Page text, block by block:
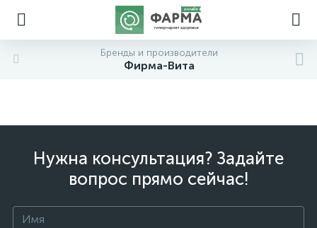
Бренды и производители
Фирма-Вита
Нужна консультация? Задайте
вопрос прямо сейчас!